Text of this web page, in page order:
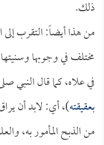
ذلك.
من هذا أيضاً: التقرب إلى
مختلف في وجوبها
في علاه، كما قال النبي
بعقيقته)، أي: لابد أن
من الذبح المأمور به،